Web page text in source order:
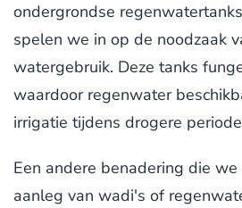
ondergrondse
spelen we in op de noodzaak
watergebruik. Deze tanks
waardoor regenwater
irrigatie tijdens drogere
Een andere benadering die
aanleg van wadi's of